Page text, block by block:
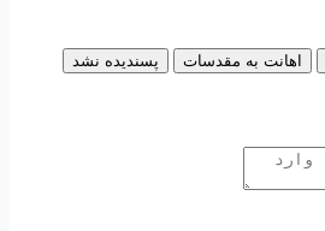
اهانت به مقدسات پسندیده نشد